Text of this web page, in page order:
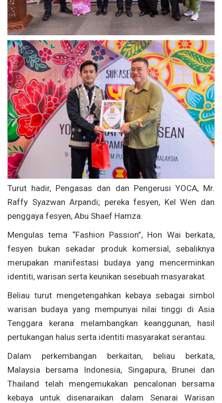
Turut hadir, Pengasas dan dan Pengerusi YOCA, Mr.
Raffy Syazwan Arpandi; pereka fesyen, Kel Wen dan
penggaya fesyen, Abu Shaef Hamza.
Mengulas tema “Fashion Passion”, Hon Wai berkata,
fesyen bukan sekadar produk komersial, sebaliknya
merupakan manifestasi budaya yang mencerminkan
identiti, warisan serta keunikan sesebuah masyarakat.
Beliau turut mengetengahkan kebaya sebagai simbol
warisan budaya yang mempunyai nilai tinggi di Asia
Tenggara kerana melambangkan keanggunan, hasil
pertukangan halus serta identiti masyarakat serantau.
Dalam perkembangan berkaitan, beliau berkata,
Malaysia bersama Indonesia, Singapura, Brunei dan
Thailand telah mengemukakan pencalonan bersama
kebaya untuk disenaraikan dalam Senarai Warisan